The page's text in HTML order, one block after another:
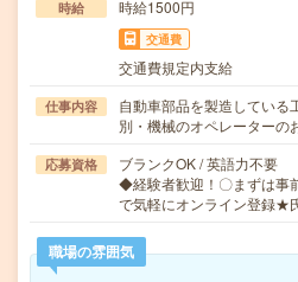
時給 時給1500円
交通費
交通費規定内支給
仕事内容
自動車部品を製造している
別・機械のオペレーター
応募資格
ブランクOK / 英語力不要
◆経験者歓迎！〇まずは事
で気軽にオンライン登録★
職場の雰囲気